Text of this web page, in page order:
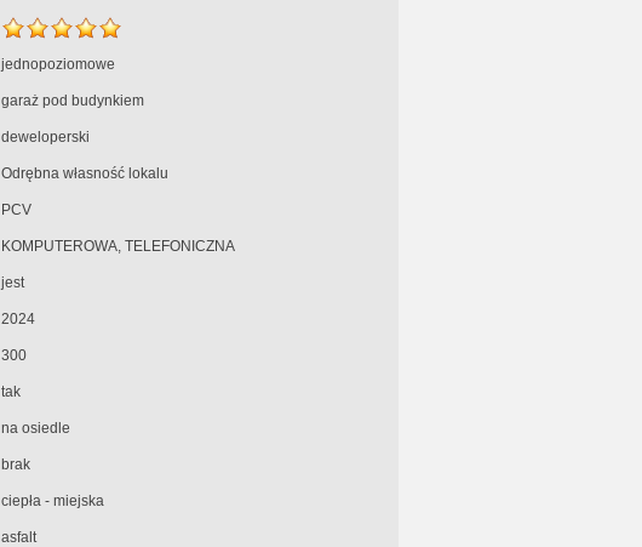
jednopoziomowe
garaż pod budynkiem
deweloperski
Odrębna własność lokalu
PCV
KOMPUTEROWA, TELEFONICZNA
jest
2024
300
tak
na osiedle
brak
ciepła - miejska
asfalt